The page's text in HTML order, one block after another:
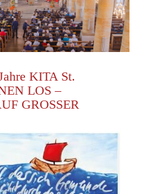
KITA St.
LOS –
GROSSER